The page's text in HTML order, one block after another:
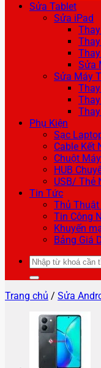
Sửa Tablet
Sửa iPad
Sửa
Sửa Máy
Phụ Kiện
Sạc
Cable Kết
Chuột
HUB
USB/ Thẻ
Tin Tức
Thủ Thuật
Tin Công
Khuyến
Bảng Giá
Tìm
kiếm:
Trang chủ / Sửa